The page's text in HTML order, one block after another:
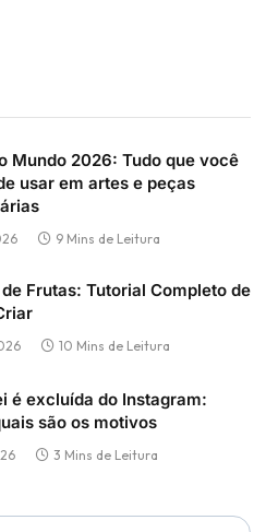
Mundo 2026: Tudo que você
usar em artes e peças
9 Mins de Leitura
Frutas: Tutorial Completo de
10 Mins de Leitura
é excluída do Instagram:
são os motivos
3 Mins de Leitura